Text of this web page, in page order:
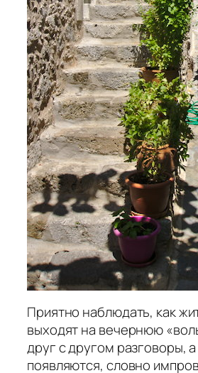
Приятно наблюдать, как
выходят на вечернюю
друг с другом разговоры,
появляются, словно